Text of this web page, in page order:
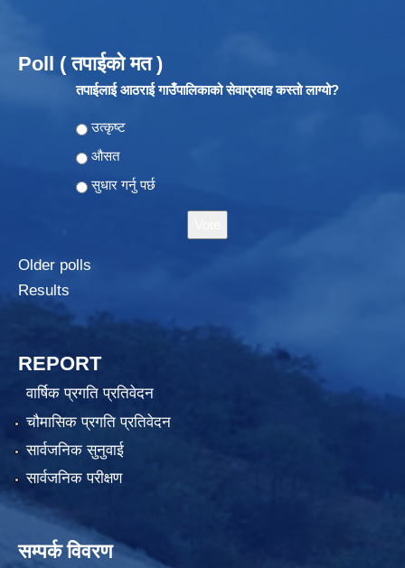
Poll ( तपाईको मत )
तपाईलाई आठराई गाउँपालिकाको सेवाप्रवाह कस्तो लाग्यो?
Choices
उत्कृष्ट
औसत
सुधार गर्नु पर्छ
Older polls
Results
REPORT
वार्षिक प्रगति प्रतिवेदन
चौमासिक प्रगति प्रतिवेदन
सार्वजनिक सुनुवाई
सार्वजनिक परीक्षण
सम्पर्क विवरण